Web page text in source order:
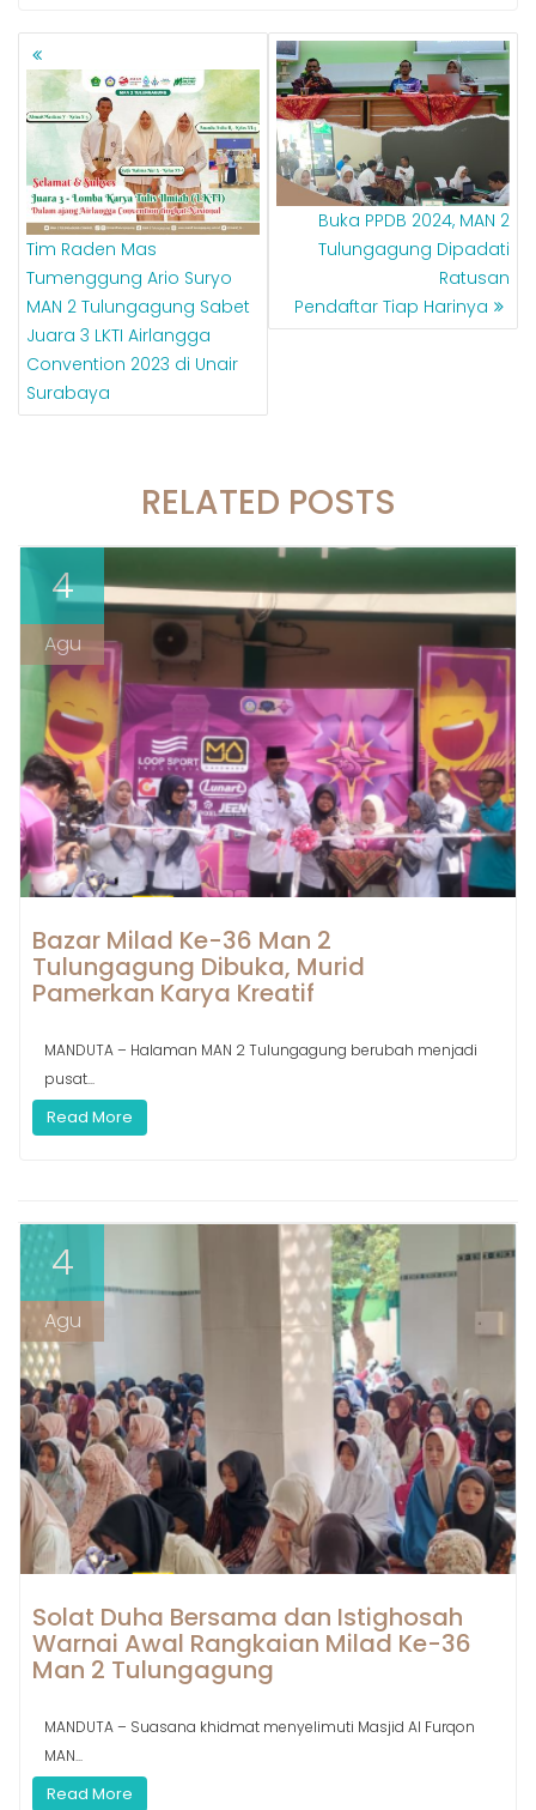
NAVIGASI
POS
Tim Raden Mas
Tumenggung Ario Suryo
MAN 2 Tulungagung Sabet
Juara 3 LKTI Airlangga
Convention 2023 di Unair
Surabaya
Buka PPDB 2024, MAN 2
Tulungagung Dipadati
Ratusan
Pendaftar Tiap Harinya
RELATED POSTS
4
Agu
Bazar Milad Ke-36 Man 2
Tulungagung Dibuka, Murid
Pamerkan Karya Kreatif
MANDUTA – Halaman MAN 2 Tulungagung berubah menjadi
pusat...
Read More
4
Agu
Solat Duha Bersama dan Istighosah
Warnai Awal Rangkaian Milad Ke-36
Man 2 Tulungagung
MANDUTA – Suasana khidmat menyelimuti Masjid Al Furqon
MAN...
Read More